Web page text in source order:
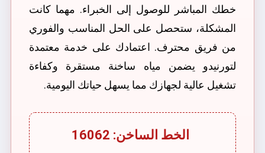
خطك المباشر للوصول إلى الخبراء. مهما كانت
المشكلة، ستحصل على الحل المناسب والفوري
من فريق محترف. اعتمادك على خدمة معتمدة
لتورنيدو يضمن مياه ساخنة مستقرة وكفاءة
تشغيل عالية لجهازك مما يسهل حياتك اليومية.
الخط الساخن: 16062